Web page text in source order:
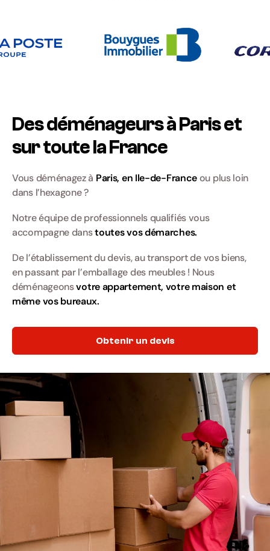
Des déménageurs à Paris et
sur toute la France
Vous déménagez à Paris, en Ile-de-Franceou plus loin
dans l’hexagone ?
Notre équipe de professionnels qualifiés vous
accompagne danstoutes vos démarches.
De l’établissement du devis, au transport de vos biens,
en passant par l’emballage des meubles ! Nous
déménageonsvotre appartement, votre maison et
même vos bureaux.
Obtenir un devis